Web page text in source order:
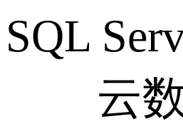
SQL
云数